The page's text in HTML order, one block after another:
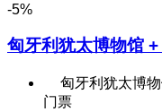
-5%
匈牙利犹太博物馆
匈牙利犹太博
门票